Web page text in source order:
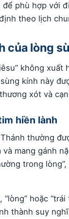
phù hợp với
theo lịch
của lòng
không
sùng kính này
xót và
hiền lành
thường
và mang gánh
trong
hoặc
thành suy